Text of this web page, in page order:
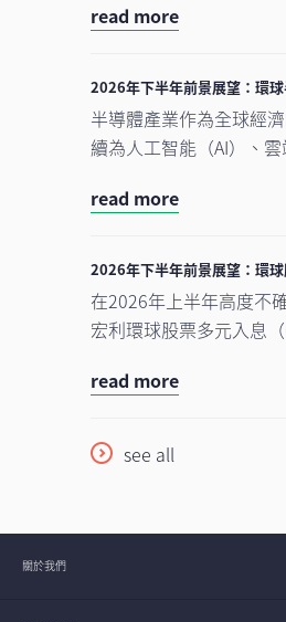
指數錄得顯著升幅。另一
下商業補貼增加，以及AI
累，但我們認為相關因
中。在今次下半年展望
推動中國及香港股票市場
現的五大利好因素。此外
read more
2026年下半年前景展望：環
半導體產業作為全球經
續為人工智能（AI）、
早前的觀點中提及，半導
統。隨著行業於2026年
現，我們對後市展望仍然
增長強勁、資本投資持續
使用率仍處於起步階段
有望延續至2026年下半
read more
2026年下半年前景展望：環
在2026年上半年高度不
宏利環球股票多元入息
動性。此成果主要來自本
元分散配置增長型、價值
在《2026年下半年展望
闡釋了本基金的獨特架
read more
see all
關於我們